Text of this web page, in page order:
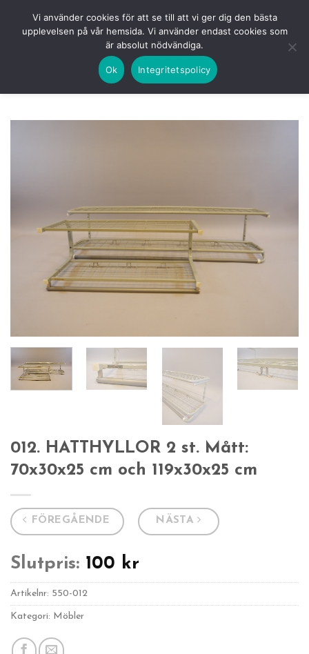
KOMMANDE LOGGA IN
012. HATTHYLLOR 2 st. Mått:
70x30x25 cm och 119x30x25 cm
FÖREGÅENDE NÄSTA
Slutpris: 100 kr
Artikelnr: 550-012
Kategori: Möbler
Vi använder cookies för att se till att vi ger dig den bästa
upplevelsen på vår hemsida. Vi använder endast cookies som
är absolut nödvändiga.
Ok Integritetspolicy